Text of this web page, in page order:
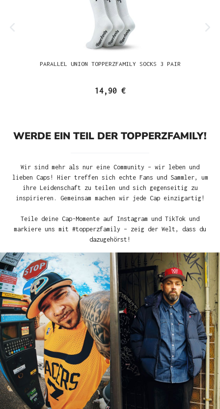
PARALLEL UNION TOPPERZFAMILY SOCKS 3 PAIR
14,90 €
WERDE EIN TEIL DER TOPPERZFAMILY!
Wir sind mehr als nur eine Community – wir leben und
lieben Caps! Hier treffen sich echte Fans und Sammler, um
ihre Leidenschaft zu teilen und sich gegenseitig zu
inspirieren. Gemeinsam machen wir jede Cap einzigartig!
Teile deine Cap-Momente auf Instagram und TikTok und
markiere uns mit #topperzfamily – zeig der Welt, dass du
dazugehörst!